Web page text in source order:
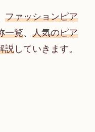
ファッションピア
一覧、 人気のピア
説していきます。